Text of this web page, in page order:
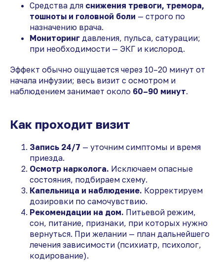
Средства для снижения тревоги, тремора,
тошноты и головной боли — строго по
назначению врача.
Мониторинг давления, пульса, сатурации;
при необходимости — ЭКГ и кислород.
Эффект обычно ощущается через 10–20 минут от
начала инфузии; весь визит с осмотром и
наблюдением занимает около 60–90 минут.
Как проходит визит
Запись 24/7 — уточним симптомы и время
приезда.
Осмотр нарколога. Исключаем опасные
состояния, подбираем схему.
Капельница и наблюдение. Корректируем
дозировки по самочувствию.
Рекомендации на дом. Питьевой режим,
сон, питание, признаки, при которых нужно
вернуться. При желании — план дальнейшего
лечения зависимости (психиатр, психолог,
кодирование).